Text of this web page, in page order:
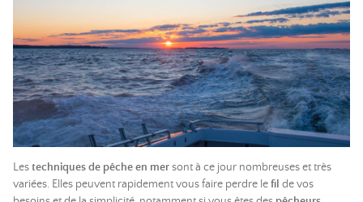
Lestechniques de pêche en mersont à ce jour nombreuses et très
variées. Elles peuvent rapidement vous faire perdre lefil de vos